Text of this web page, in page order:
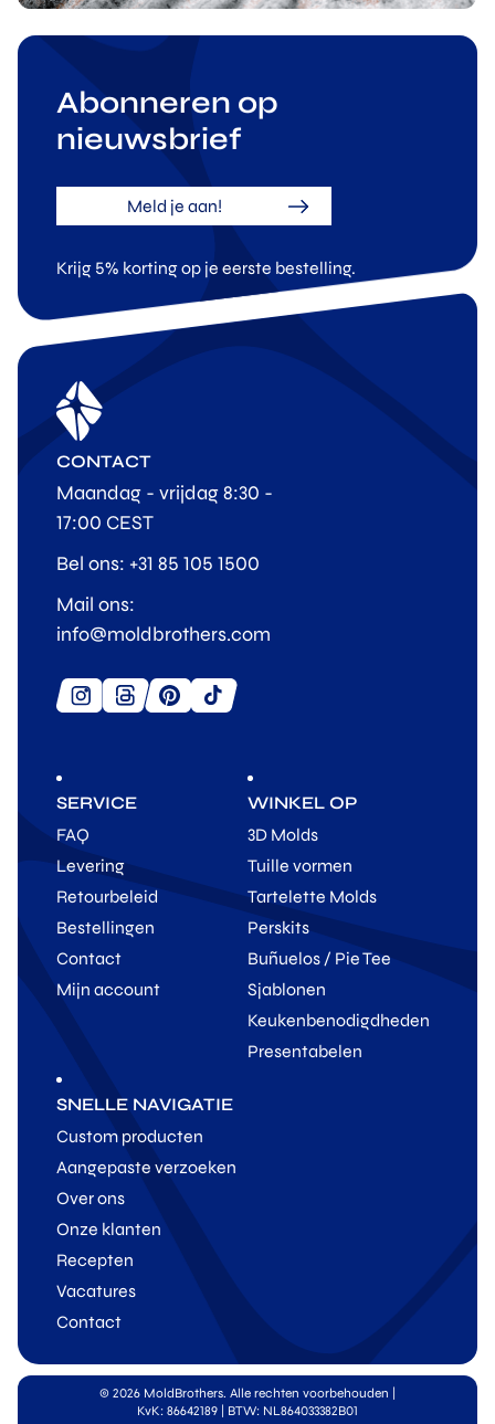
Abonneren op
nieuwsbrief
Meld je aan!
Krijg 5% korting op je eerste bestelling.
SERVICE
FAQ
Levering
Retourbeleid
Bestellingen
Contact
Mijn account
WINKEL OP
3D Molds
Tuille vormen
Tartelette Molds
Perskits
Buñuelos / Pie Tee
Sjablonen
Keukenbenodigdheden
Presentabelen
SNELLE NAVIGATIE
Custom producten
Aangepaste verzoeken
Over ons
Onze klanten
Recepten
Vacatures
Contact
CONTACT
Maandag - vrijdag 8:30 -
17:00 CEST
Bel ons: +31 85 105 1500
Mail ons:
info@moldbrothers.com
© 2026 MoldBrothers. Alle rechten voorbehouden |
KvK: 86642189 | BTW: NL864033382B01